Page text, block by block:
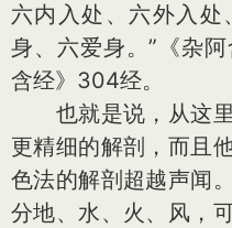
六内入处、六外入
身、六爱身。”《杂
含经》304经。
也就是说，从这里
更精细的解剖，而且
色法的解剖超越声闻
分地、水、火、风，